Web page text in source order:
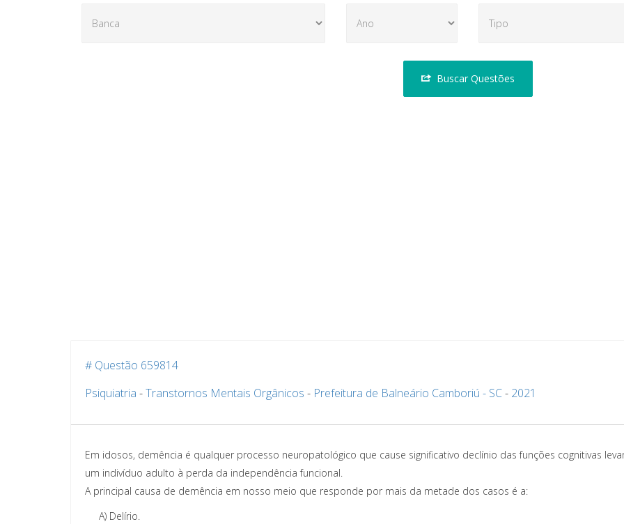
Buscar Questões
# Questão 659814
Psiquiatria -Transtornos Mentais Orgânicos - Prefeitura de Balneário Camboriú - SC- 2021
Em idosos, demência é qualquer processo neuropatológico que cause significativo declínio das funções cognitivas
um indivíduo adulto à perda da independência funcional.
A principal causa de demência em nosso meio que responde por mais da metade dos casos é a:
A) Delírio.